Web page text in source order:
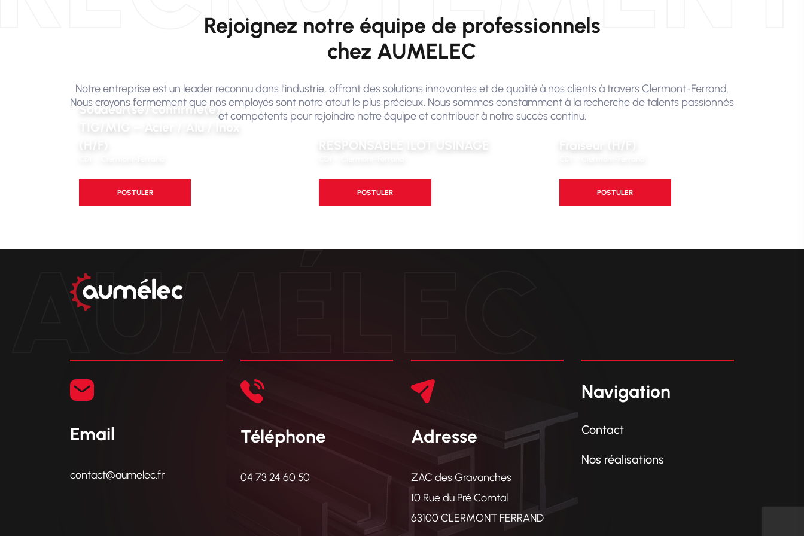
Rejoignez notre équipe de professionnels
chez AUMELEC
Notre entreprise est un leader reconnu dans l’industrie, offrant des solutions innovantes et de qualité à nos clients à travers Clermont-Ferrand.
Nous croyons fermement que nos employés sont notre atout le plus précieux. Nous sommes constamment à la recherche de talents passionnés
et compétents pour rejoindre notre équipe et contribuer à notre succès continu.
Soudeur(se) confirmé(e)
TIG/MIG – Acier / Alu / Inox
POSTULER
RESPONSABLE ILOT USINAGE
POSTULER
Fraiseur (H/F)
POSTULER
AUMÉLEC
Email
contact@aumelec.fr
Téléphone
04 73 24 60 50
Adresse
ZAC des Gravanches
10 Rue du Pré Comtal
63100 CLERMONT FERRAND
Navigation
Contact
Nos réalisations